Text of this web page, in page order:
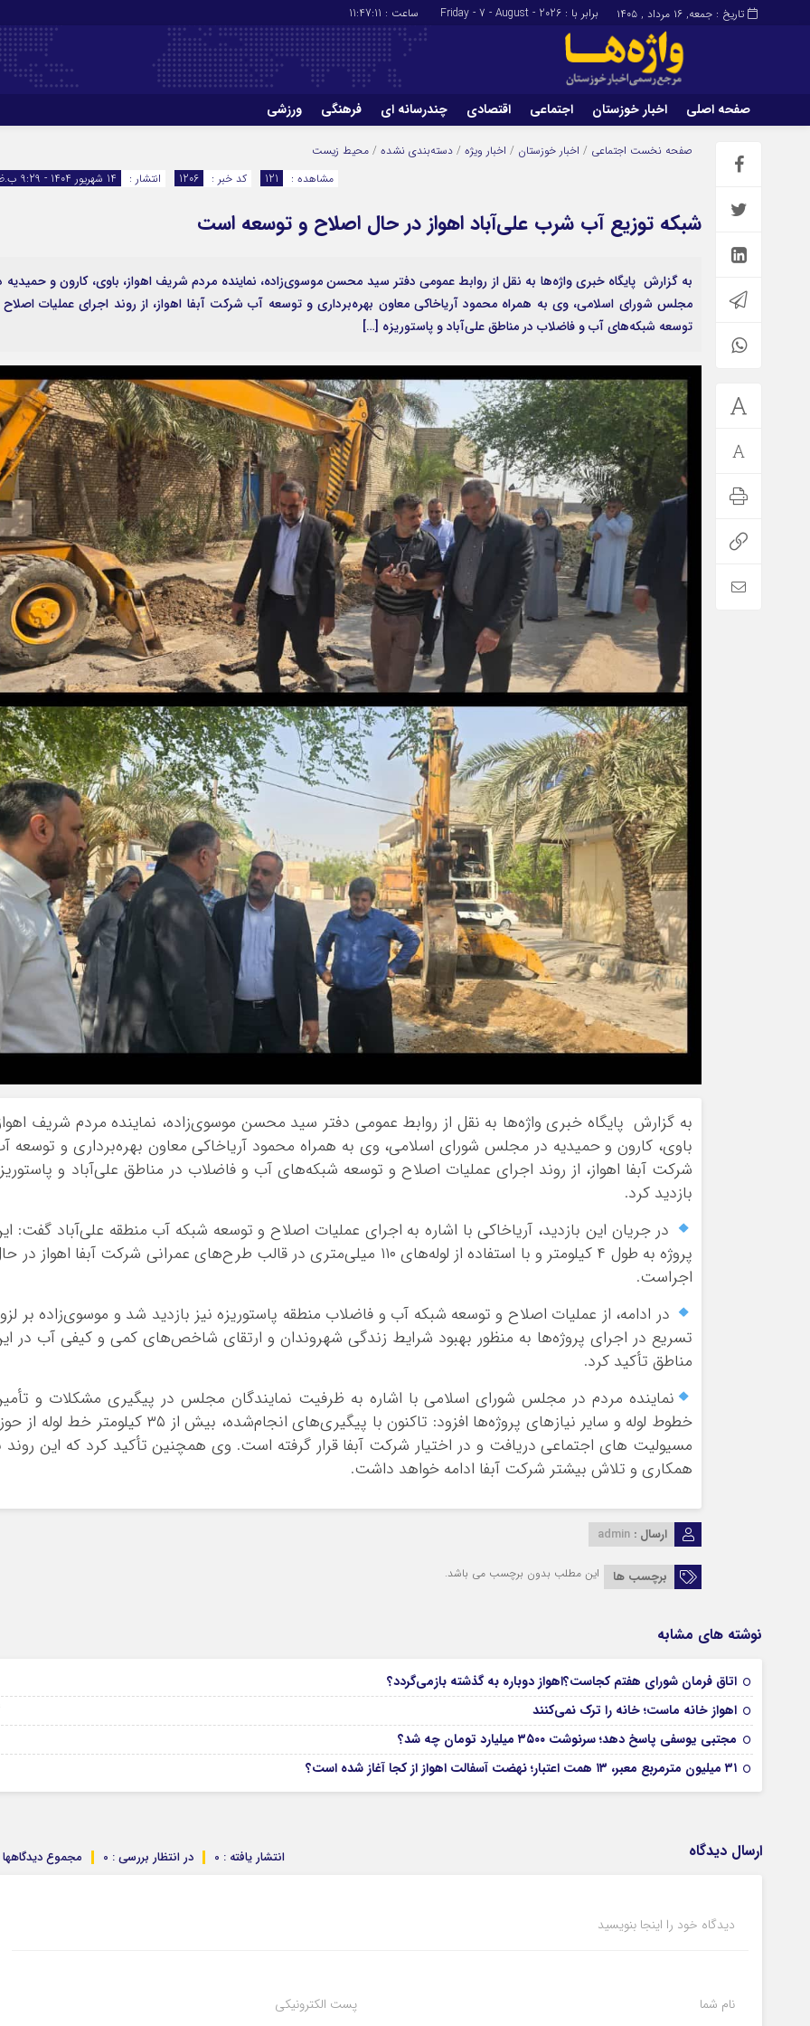
تاریخ : جمعه, ۱۶ مرداد , ۱۴۰۵ برابر با : Friday - 7 - August - 2026 ساعت : 11:47:12
صفحه اصلی اخبار خوزستان اجتماعی اقتصادی چندرسانه ای فرهنگی ورزشی
برگه نمونه تماس با ما صفحه نخست اجتماعی / اخبار خوزستان / اخبار ویژه / دسته‌بندی نشده / محیط زیست
انتشار :
14 شهریور 1404 - 9:29 ب.ظ کد خبر : 1206 مشاهده : 121
شبکه توزیع آب شرب علی‌آباد اهواز در حال اصلاح و توسعه است
به گزارش پایگاه خبری واژه‌ها به نقل از روابط عمومی دفتر سید محسن موسوی‌زاده، نماینده مردم شریف اهواز، باوی، کارون و حمیدیه
مجلس شورای اسلامی، وی به همراه محمود آریاخاکی معاون بهره‌برداری و توسعه آب شرکت آبفا اهواز، از روند اجرای عملیات
توسعه شبکه‌های آب و فاضلاب در مناطق علی‌آباد و پاستوریزه […]
به گزارش پایگاه خبری واژه‌ها به نقل از روابط عمومی دفتر سید محسن موسوی‌زاده، نماینده مردم شریف
باوی، کارون و حمیدیه در مجلس شورای اسلامی، وی به همراه محمود آریاخاکی معاون بهره‌برداری و توسعه
شرکت آبفا اهواز، از روند اجرای عملیات اصلاح و توسعه شبکه‌های آب و فاضلاب در مناطق علی‌آباد و
بازدید کرد.
در جریان این بازدید، آریاخاکی با اشاره به اجرای عملیات اصلاح و توسعه شبکه آب منطقه علی‌آباد گفت:
پروژه به طول ۴ کیلومتر و با استفاده از لوله‌های ۱۱۰ میلی‌متری در قالب طرح‌های عمرانی شرکت آبفا اهواز در
اجراست.
در ادامه، از عملیات اصلاح و توسعه شبکه آب و فاضلاب منطقه پاستوریزه نیز بازدید شد و موسوی‌زاده بر
تسریع در اجرای پروژه‌ها به منظور بهبود شرایط زندگی شهروندان و ارتقای شاخص‌های کمی و کیفی آب در
مناطق تأکید کرد.
نماینده مردم در مجلس شورای اسلامی با اشاره به ظرفیت نمایندگان مجلس در پیگیری مشکلات و
خطوط لوله و سایر نیازهای پروژه‌ها افزود: تاکنون با پیگیری‌های انجام‌شده، بیش از ۳۵ کیلومتر خط
مسیولیت های اجتماعی دریافت و در اختیار شرکت آبفا قرار گرفته است. وی همچنین تأکید کرد که این روند
همکاری و تلاش بیشتر شرکت آبفا ادامه خواهد داشت.
ارسال : admin
برچسب ها این مطلب بدون برچسب می باشد.
نوشته های مشابه
اتاق فرمان شورای هفتم کجاست؟اهواز دوباره به گذشته بازمی‌گردد؟
اهواز خانه ماست؛ خانه را ترک نمی‌کنند
مجتبی یوسفی پاسخ دهد؛ سرنوشت ۳۵۰۰ میلیارد تومان چه شد؟
۳۱ میلیون مترمربع معبر، ۱۳ همت اعتبار؛ نهضت آسفالت اهواز از کجا آغاز شده است؟
ارسال دیدگاه مجموع دیدگاهها : در انتظار بررسی : 0 انتشار یافته : 0
دیدگاه خود را اینجا بنویسید
نام شما پست الکترونیکی